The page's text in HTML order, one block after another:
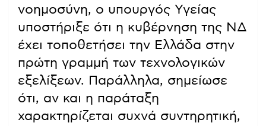
νοημοσύνη, ο υπουργός Υγείας
υποστήριξε ότι η κυβέρνηση της ΝΔ
έχει τοποθετήσει την Ελλάδα στην
πρώτη γραμμή των τεχνολογικών
εξελίξεων. Παράλληλα, σημείωσε
ότι, αν και η παράταξη
χαρακτηρίζεται συχνά συντηρητική,